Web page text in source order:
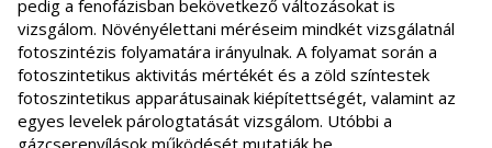
pedig a fenofázisban bekövetkező változásokat is
vizsgálom. Növényélettani méréseim mindkét vizsgálatnál
fotoszintézis folyamatára irányulnak. A folyamat során a
fotoszintetikus aktivitás mértékét és a zöld színtestek
fotoszintetikus apparátusainak kiépítettségét, valamint az
egyes levelek párologtatását vizsgálom. Utóbbi a